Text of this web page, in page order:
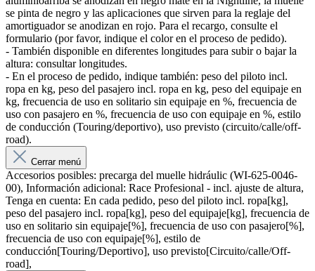
se pinta de negro y las aplicaciones que sirven para la reglaje del
amortiguador se anodizan en rojo. Para el recargo, consulte el
formulario (por favor, indique el color en el proceso de pedido).
- También disponible en diferentes longitudes para subir o bajar la
altura: consultar longitudes.
- En el proceso de pedido, indique también: peso del piloto incl.
ropa en kg, peso del pasajero incl. ropa en kg, peso del equipaje en
kg, frecuencia de uso en solitario sin equipaje en %, frecuencia de
uso con pasajero en %, frecuencia de uso con equipaje en %, estilo
de conducción (Touring/deportivo), uso previsto (circuito/calle/off-
road).
Cerrar menú
Accesorios posibles: precarga del muelle hidráulic (WI-625-0046-
00), Información adicional: Race Profesional - incl. ajuste de altura,
Tenga en cuenta: En cada pedido, peso del piloto incl. ropa[kg],
peso del pasajero incl. ropa[kg], peso del equipaje[kg], frecuencia de
uso en solitario sin equipaje[%], frecuencia de uso con pasajero[%],
frecuencia de uso con equipaje[%], estilo de
conducción[Touring/Deportivo], uso previsto[Circuito/calle/Off-
road],